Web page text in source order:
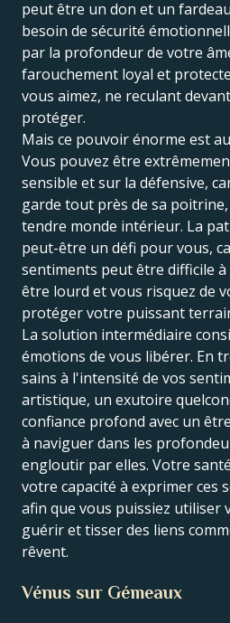
peut être un don et un
besoin de sécurité
par la profondeur de votre
farouchement loyal et
vous aimez, ne reculant
protéger.
Mais ce pouvoir énorme est
Vous pouvez être
sensible et sur la défensive,
garde tout près de sa poitrine,
tendre monde intérieur. La
peut-être un défi pour vous,
sentiments peut être difficile à
être lourd et vous risquez de
protéger votre puissant
La solution intermédiaire
émotions de vous libérer. En
sains à l'intensité de vos
artistique, un exutoire
confiance profond avec un
à naviguer dans les
engloutir par elles. Votre santé
votre capacité à exprimer ces
afin que vous puissiez utiliser
guérir et tisser des liens
rêvent.
Vénus sur Gémeaux